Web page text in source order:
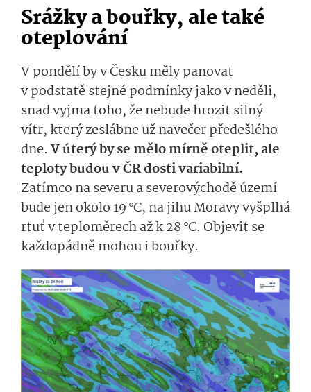
Srážky a bouřky, ale také
oteplování
V pondělí by v Česku měly panovat
v podstatě stejné podmínky jako v neděli,
snad vyjma toho, že nebude hrozit silný
vítr, který zeslábne už navečer předešlého
dne. V úterý by se mělo mírně oteplit, ale
teploty budou v ČR dosti variabilní.
Zatímco na severu a severovýchodě území
bude jen okolo 19 °C, na jihu Moravy vyšplhá
rtuť v teploměrech až k 28 °C. Objevit se
každopádně mohou i bouřky.